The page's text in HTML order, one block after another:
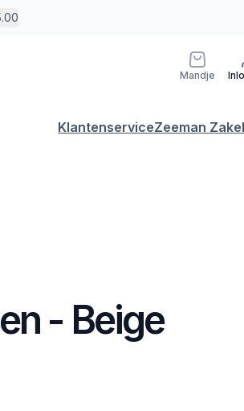
Mandje
KlantenserviceZeeman
- Beige